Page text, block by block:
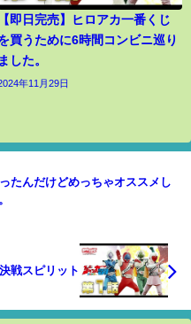
【即日完売】ヒロアカ一番くじ
買うために6時間コンビニ巡り
ました。
年11月29日
たんだけどめっちゃオススメし
戦スピリット